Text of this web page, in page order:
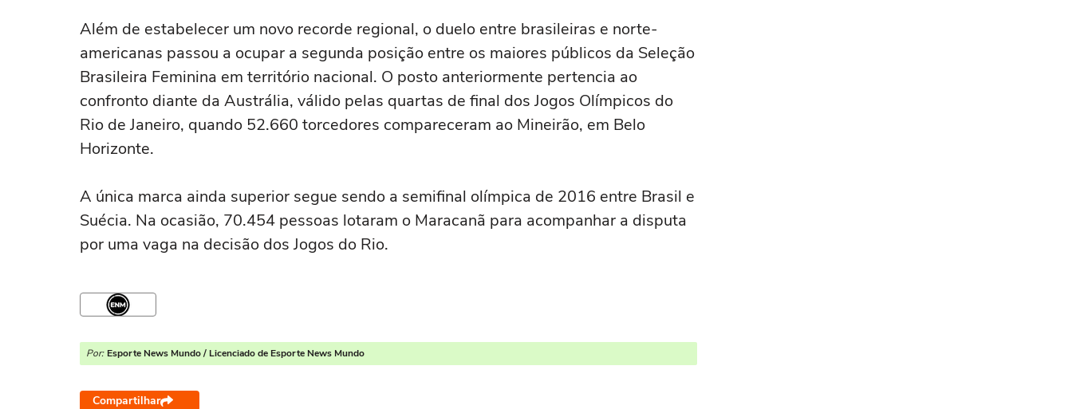
Além de estabelecer um novo recorde regional, o duelo entre brasileiras e norte-
americanas passou a ocupar a segunda posição entre os maiores públicos da Seleção
Brasileira Feminina em território nacional. O posto anteriormente pertencia ao
confronto diante da Austrália, válido pelas quartas de final dos Jogos Olímpicos do
Rio de Janeiro, quando 52.660 torcedores compareceram ao Mineirão, em Belo
Horizonte.
A única marca ainda superior segue sendo a semifinal olímpica de 2016 entre Brasil e
Suécia. Na ocasião, 70.454 pessoas lotaram o Maracanã para acompanhar a disputa
por uma vaga na decisão dos Jogos do Rio.
Por: Esporte News Mundo / Licenciado de Esporte News Mundo
Compartilhar